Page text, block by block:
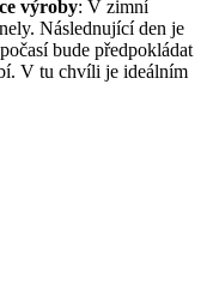
výroby: V zimní
Následnující den je
bude předpokládat
V tu chvíli je ideálním